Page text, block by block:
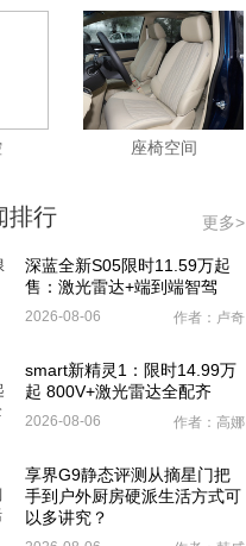
座椅空间
排行 更多>
深蓝全新S05限时11.59万起
售：激光雷达+端到端智驾
2026-08-06 作者：卢奇
smart新精灵1：限时14.99万
起 800V+激光雷达全配齐
2026-08-06 作者：高娜
享界G9静态评测从摘星门把
手到户外厨房硬派生活方式可
以多讲究？